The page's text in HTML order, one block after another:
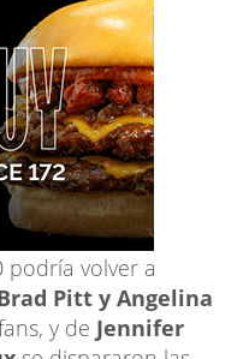
podría volver a
Pitt y Angelina
y de Jennifer